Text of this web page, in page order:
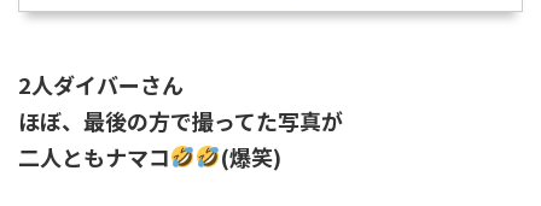
2人ダイバーさん
ほぼ、最後の方で撮ってた写真が
二人ともナマコ
(爆笑)